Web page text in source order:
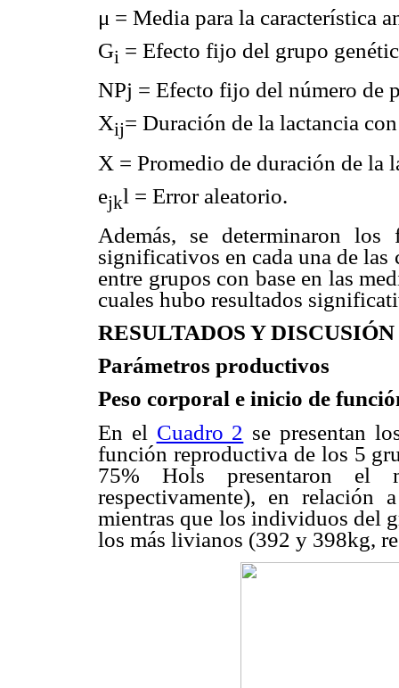
μ = Media para la característica
Gi = Efecto fijo del grupo
NPj = Efecto fijo del número de
Xij= Duración de la lactancia
X = Promedio de duración de la
ejkl = Error aleatorio.
Además, se determinaron
significativos en cada una de las
entre grupos con base en las
cuales hubo resultados
RESULTADOS Y DISCUSIÓN
Parámetros productivos
Peso corporal e inicio de
En el Cuadro 2 se presentan
función reproductiva de los 5
75% Hols presentaron el
respectivamente), en relación
mientras que los individuos del
los más livianos (392 y 398kg,